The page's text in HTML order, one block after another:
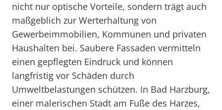
nicht nur optische Vorteile, sondern trägt auch
maßgeblich zur Werterhaltung von
Gewerbeimmobilien, Kommunen und privaten
Haushalten bei. Saubere Fassaden vermitteln
einen gepflegten Eindruck und können
langfristig vor Schäden durch
Umweltbelastungen schützen. In Bad Harzburg,
einer malerischen Stadt am Fuße des Harzes,